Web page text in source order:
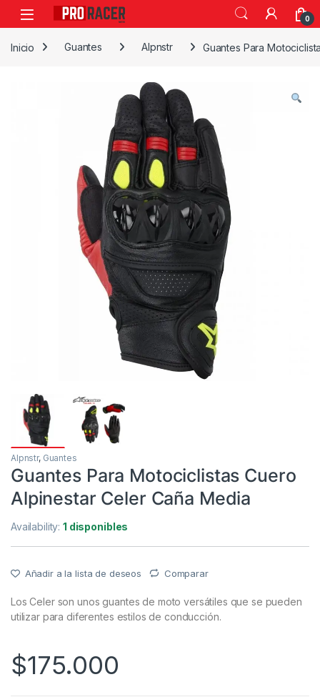
0
Inicio Guantes Alpnstr Guantes Para
Alpnstr, Guantes
Guantes Para Motociclistas Cuero
Alpinestar Celer Caña Media
Availability:1 disponibles
Añadir a la lista de deseos Comparar
Los Celer son unos guantes de moto versátiles que se pueden
utilizar para diferentes estilos de conducción.
$175.000